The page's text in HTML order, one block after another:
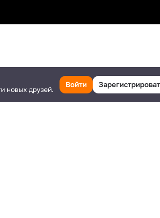
Поделиться Ещё
новых друзей.
Войти